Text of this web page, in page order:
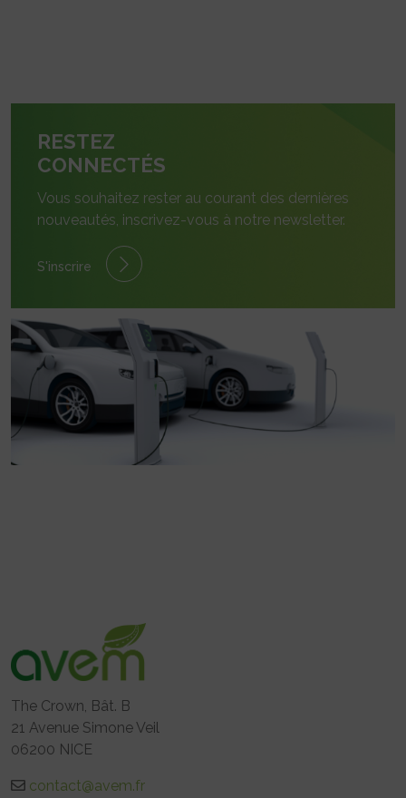
RESTEZ
CONNECTÉS
Vous souhaitez rester au courant des dernières
nouveautés, inscrivez-vous à notre newsletter.
S'inscrire
The Crown, Bât. B
21 Avenue Simone Veil
06200 NICE
contact@avem.fr